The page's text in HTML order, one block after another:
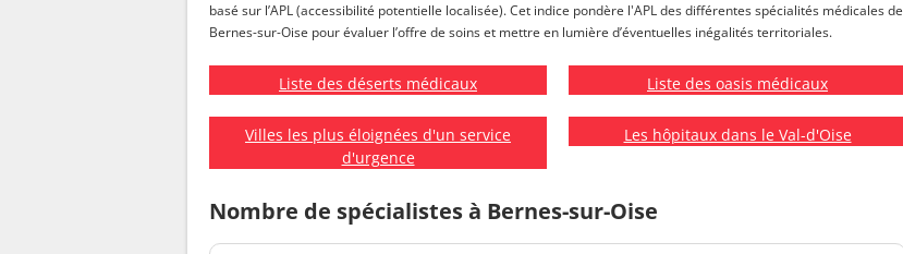
basé sur l’APL (accessibilité potentielle localisée). Cet indice pondère l'APL des différentes spécialités médicales de
Bernes-sur-Oise pour évaluer l’offre de soins et mettre en lumière d’éventuelles inégalités territoriales.
Liste des déserts médicaux Liste des oasis médicaux
Villes les plus éloignées d'un service
d'urgence
Les hôpitaux dans le Val-d'Oise
Nombre de spécialistes à Bernes-sur-Oise